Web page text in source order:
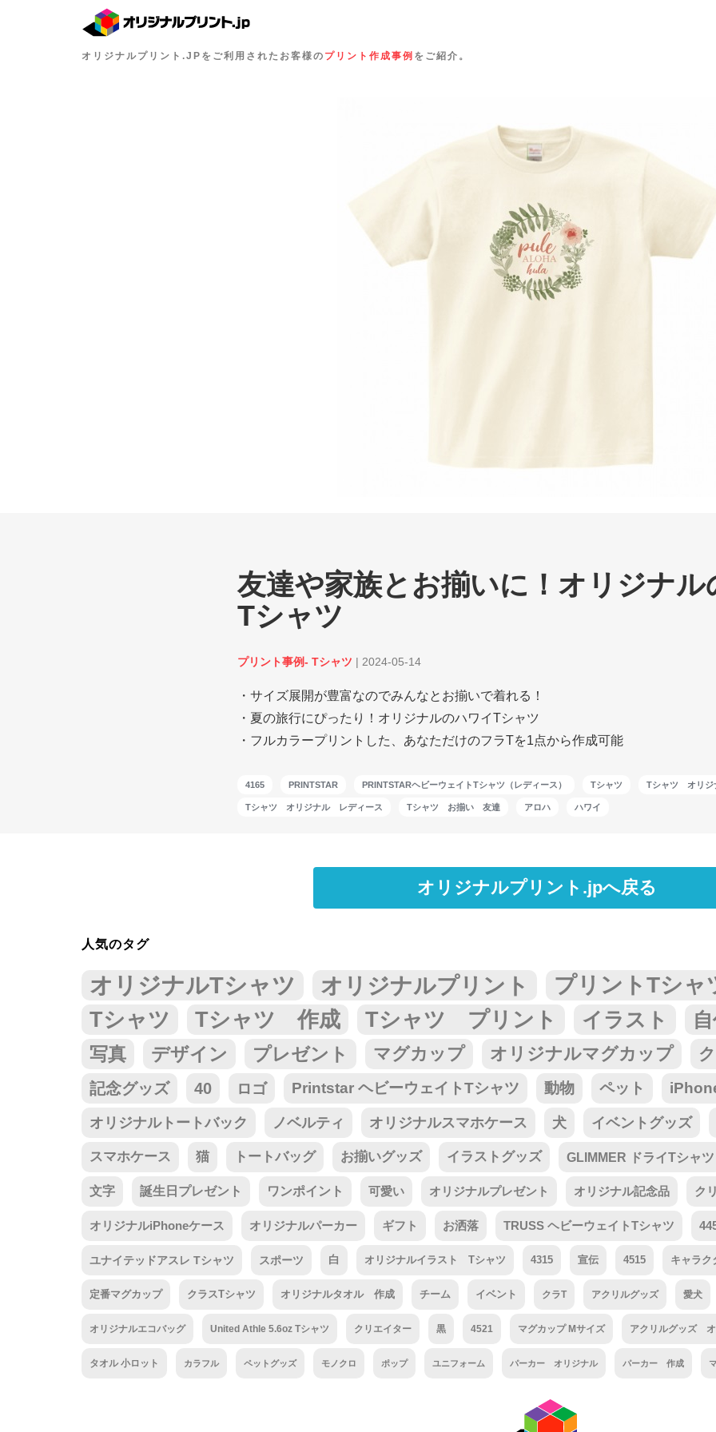
オリジナルプリント.JPをご利用されたお客様の プリント作成事例 をご紹介。
友達や家族とお揃いに！オリジナル
Tシャツ
プリント事例- Tシャツ | 2024-05-14
・サイズ展開が豊富なのでみんなとお揃いで着れる！
・夏の旅行にぴったり！オリジナルのハワイTシャツ
・フルカラープリントした、あなただけのフラTを1点から作成可能
4165 PRINTSTAR PRINTSTARヘビーウェイトTシャツ（レディース） Tシャツ Tシャツ オリジ
Tシャツ オリジナル レディース Tシャツ お揃い 友達 アロハ ハワイ
オリジナルプリント.jpへ戻る
人気のタグ
オリジナルTシャツ オリジナルプリント
プリントTシャ
Tシャツ
Tシャツ 作成 Tシャツ プリント イラスト
写真 デザイン プレゼント マグカップ オリジナルマグカップ
記念グッズ 40 ロゴ Printstar ヘビーウェイトTシャツ 動物 ペット
オリジナルトートバック ノベルティ オリジナルスマホケース 犬 イベントグッズ
スマホケース 猫 トートバッグ お揃いグッズ イラストグッズ GLIMMER ドライTシャツ
文字 誕生日プレゼント ワンポイント 可愛い オリジナルプレゼント オリジナル記念品 ク
オリジナルiPhoneケース オリジナルパーカー ギフト お洒落 TRUSS ヘビーウェイトTシャツ
ユナイテッドアスレ Tシャツ スポーツ 白 オリジナルイラスト Tシャツ 4315 宣伝 4515 キャラク
定番マグカップ クラスTシャツ オリジナルタオル 作成 チーム イベント クラT アクリルグッズ 愛犬
オリジナルエコバッグ United Athle 5.6oz Tシャツ クリエイター 黒 4521 マグカップ Mサイズ アクリルグッズ
タオル 小ロット カラフル ペットグッズ モノクロ ポップ ユニフォーム パーカー オリジナル パーカー 作成